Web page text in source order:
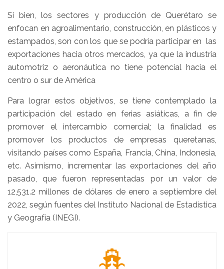
Si bien, los sectores y producción de Querétaro se
enfocan en agroalimentario, construcción, en plásticos y
estampados, son con los que se podría participar en las
exportaciones hacia otros mercados, ya que la industria
automotriz o aeronáutica no tiene potencial hacia el
centro o sur de América
Para lograr estos objetivos, se tiene contemplado la
participación del estado en ferias asiáticas, a fin de
promover el intercambio comercial; la finalidad es
promover los productos de empresas queretanas,
visitando países como España, Francia, China, Indonesia,
etc. Asimismo, incrementar las exportaciones del año
pasado, que fueron representadas por un valor de
12,531.2 millones de dólares de enero a septiembre del
2022, según fuentes del Instituto Nacional de Estadística
y Geografía (INEGI).